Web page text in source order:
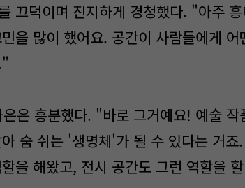
끄덕이며 진지하게 경청했다. "아주
을 많이 했어요. 공간이 사람들에게
은 흥분했다. "바로 그거예요! 예술
숨 쉬는 '생명체'가 될 수 있다는 거
을 해왔고, 전시 공간도 그런 역할을